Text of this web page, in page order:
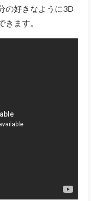
の好きなように3D
ます。